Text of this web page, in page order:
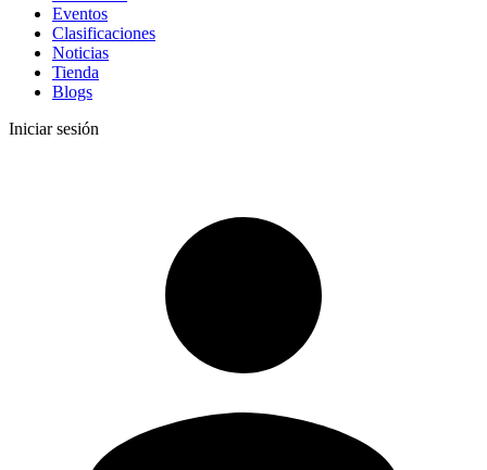
Eventos
Clasificaciones
Noticias
Tienda
Blogs
Iniciar sesión